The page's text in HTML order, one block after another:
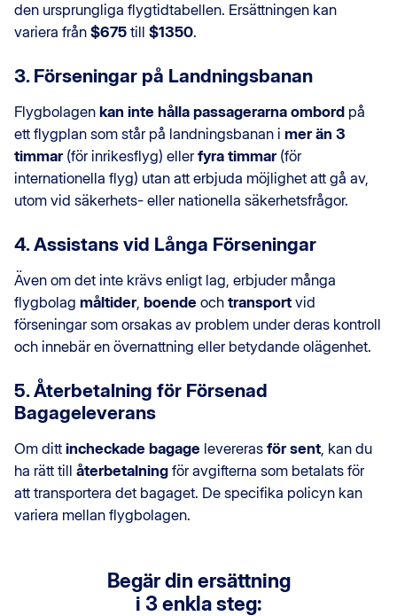
den ursprungliga flygtidtabellen. Ersättningen kan
variera från $675 till $1350.
3. Förseningar på Landningsbanan
Flygbolagen kan inte hålla passagerarna ombord på
ett flygplan som står på landningsbanan i mer än 3
timmar(för inrikesflyg) ellerfyra timmar (för
internationella flyg) utan att erbjuda möjlighet att gå av,
utom vid säkerhets- eller nationella säkerhetsfrågor.
4. Assistans vid Långa Förseningar
Även om det inte krävs enligt lag, erbjuder många
flygbolag måltider, boende och transport vid
förseningar som orsakas av problem under deras kontroll
och innebär en övernattning eller betydande olägenhet.
5. Återbetalning för Försenad
Bagageleverans
Om ditt incheckade bagage levereras för sent , kan du
ha rätt till återbetalning för avgifterna som betalats för
att transportera det bagaget. De specifika policyn kan
variera mellan flygbolagen.
Begär din ersättning
i 3 enkla steg: